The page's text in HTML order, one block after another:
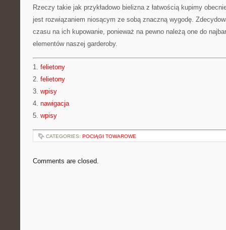
Rzeczy takie jak przykładowo bielizna z łatwością kupimy
jest rozwiązaniem niosącym ze sobą znaczną wygodę.
czasu na ich kupowanie, ponieważ na pewno należą one do
elementów naszej garderoby.
1. felietony
2. felietony
3. wpisy
4. nawigacja
5. wpisy
CATEGORIES: POCIĄGI TOWAROWE
Comments are closed.